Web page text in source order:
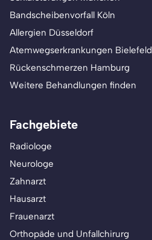
Bandscheibenvorfall Köln
Allergien Düsseldorf
Atemwegserkrankungen Bielefeld
Rückenschmerzen Hamburg
Weitere Behandlungen finden
Fachgebiete
Radiologe
Neurologe
Zahnarzt
Hausarzt
Frauenarzt
Orthopäde und Unfallchirurg